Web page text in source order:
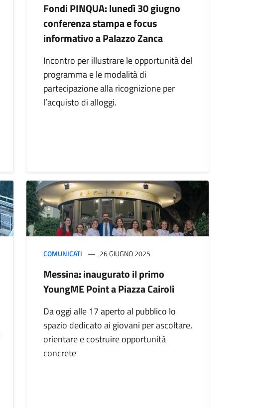
Fondi PINQUA: lunedì 30 giugno
conferenza stampa e focus
informativo a Palazzo Zanca
Incontro per illustrare le opportunità del
programma e le modalità di
partecipazione alla ricognizione per
l’acquisto di alloggi.
COMUNICATI 26 GIUGNO 2025
Messina: inaugurato il primo
YoungME Point a Piazza Cairoli
Da oggi alle 17 aperto al pubblico lo
spazio dedicato ai giovani per ascoltare,
orientare e costruire opportunità
concrete